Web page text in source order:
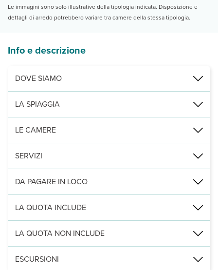
Le immagini sono solo illustrative della tipologia indicata. Disposizione e
dettagli di arredo potrebbero variare tra camere della stessa tipologia.
Info e descrizione
DOVE SIAMO
A 150 m dalla spiaggia della Guitgia, 700 m dal centro.
LA SPIAGGIA
Di sabbia, a 150 metri dalla bellissima spiaggia della Guitgia.
LE CAMERE
25, distribuite su due piani, dispongono tutte di aria
SERVIZI
Solarium panoramico e transfer da/per l’aeroporto.
DA PAGARE IN LOCO
Servizi facoltativi (da segnalare alla prenotazione):
LA QUOTA INCLUDE
soggiorno con prima colazione
LA QUOTA NON INCLUDE
trasferimento da/per aeroporto € 12 per persona a/r (servizio
ESCURSIONI